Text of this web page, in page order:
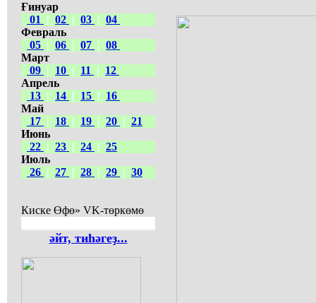
Ғинуар
01
| 02 | 03 | 04
Февраль
05 | 06 | 07 | 08
Март
09 | 10 | 11 |
12
Апрель
13 | 14 | 15 |
16
Май
17 | 18 | 19 | 20 | 21
Июнь
22 | 23 | 24 | 25
Июль
26 | 27 | 28 | 29 | 30
Киске Өфө» VK-төркөмө
әйт, тиһәгеҙ...